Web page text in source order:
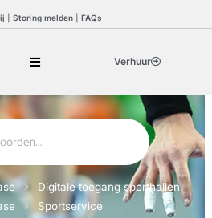
Storing melden| FAQs
Verhuur
Digitale toegang sporthallen
Sportservice